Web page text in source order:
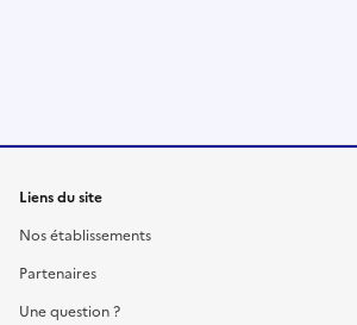
Liens du site
Nos établissements
Partenaires
Une question ?